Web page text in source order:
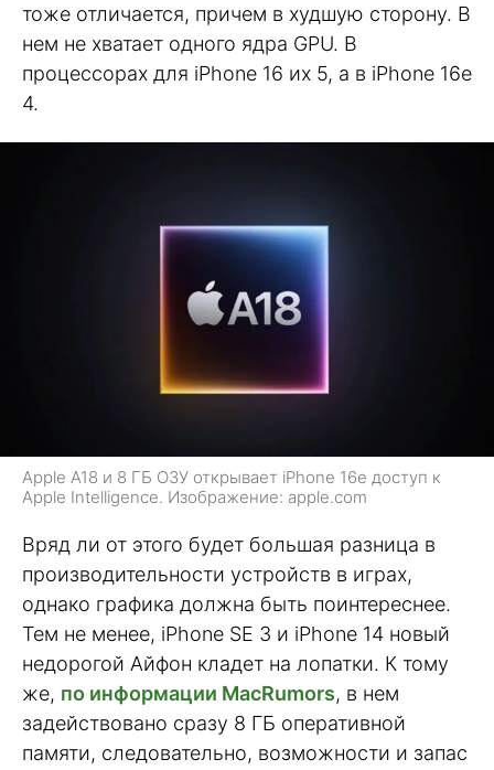
тоже отличается, причем в худшую сторону. В
нем не хватает одного ядра GPU. В
процессорах для iPhone 16 их 5, а в iPhone 16e
4.
Apple A18 и 8 ГБ ОЗУ открывает iPhone 16e доступ к
Apple Intelligence. Изображение: apple.com
Вряд ли от этого будет большая разница в
производительности устройств в играх,
однако графика должна быть поинтереснее.
Тем не менее, iPhone SE 3 и iPhone 14 новый
недорогой Айфон кладет на лопатки. К тому
же, по информации MacRumors, в нем
задействовано сразу 8 ГБ оперативной
памяти, следовательно, возможности и запас